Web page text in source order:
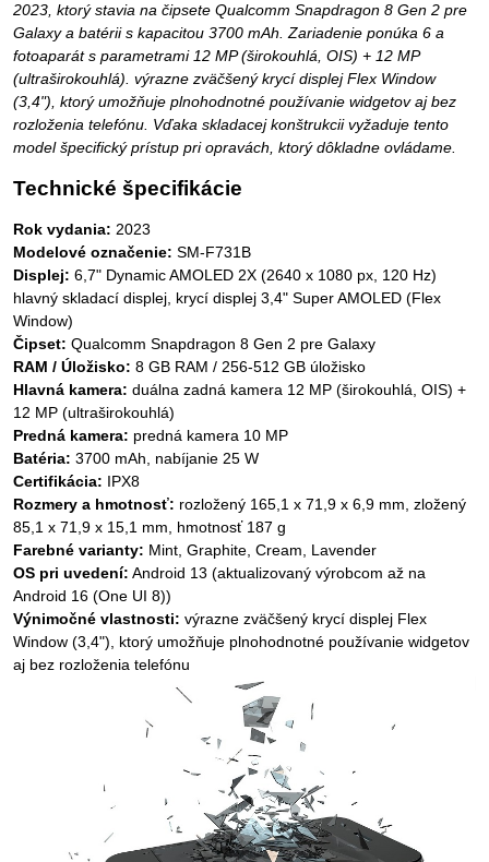
2023, ktorý stavia na čipsete Qualcomm Snapdragon 8 Gen 2 pre
Galaxy a batérii s kapacitou 3700 mAh. Zariadenie ponúka 6 a
fotoaparát s parametrami 12 MP (širokouhlá, OIS) + 12 MP
(ultraširokouhlá). výrazne zväčšený krycí displej Flex Window
(3,4"), ktorý umožňuje plnohodnotné používanie widgetov aj bez
rozloženia telefónu. Vďaka skladacej konštrukcii vyžaduje tento
model špecifický prístup pri opravách, ktorý dôkladne ovládame.
Technické špecifikácie
Rok vydania: 2023
Modelové označenie: SM-F731B
Displej: 6,7" Dynamic AMOLED 2X (2640 x 1080 px, 120 Hz)
hlavný skladací displej, krycí displej 3,4" Super AMOLED (Flex
Window)
Čipset: Qualcomm Snapdragon 8 Gen 2 pre Galaxy
RAM / Úložisko: 8 GB RAM / 256-512 GB úložisko
Hlavná kamera: duálna zadná kamera 12 MP (širokouhlá, OIS) +
12 MP (ultraširokouhlá)
Predná kamera: predná kamera 10 MP
Batéria: 3700 mAh, nabíjanie 25 W
Certifikácia: IPX8
Rozmery a hmotnosť: rozložený 165,1 x 71,9 x 6,9 mm, zložený
85,1 x 71,9 x 15,1 mm, hmotnosť 187 g
Farebné varianty: Mint, Graphite, Cream, Lavender
OS pri uvedení: Android 13 (aktualizovaný výrobcom až na
Android 16 (One UI 8))
Výnimočné vlastnosti: výrazne zväčšený krycí displej Flex
Window (3,4"), ktorý umožňuje plnohodnotné používanie widgetov
aj bez rozloženia telefónu